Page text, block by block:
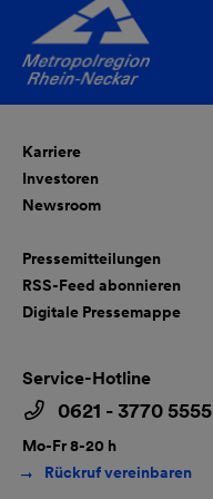
Karriere
Investoren
Newsroom
Pressemitteilungen
RSS-Feed abonnieren
Digitale Pressemappe
Service-Hotline
0621 - 3770 5555
Mo-Fr 8-20 h
Rückruf vereinbaren